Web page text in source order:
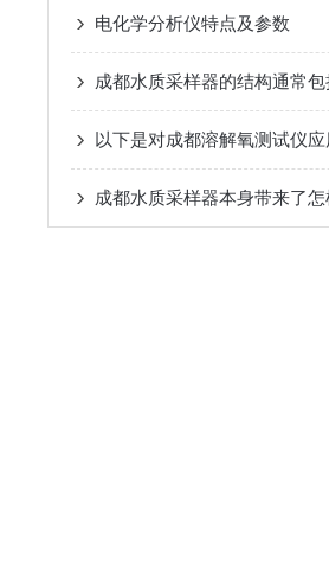
电化学分析仪特点及参数